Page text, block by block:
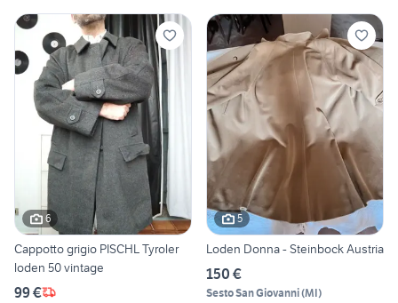
6
Cappotto grigio PISCHL Tyroler
loden 50 vintage
99 €
5
Loden Donna - Steinbock Austria
150 €
Sesto San Giovanni(MI)